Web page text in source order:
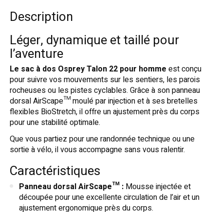
Description
Léger, dynamique et taillé pour
l’aventure
Le sac à dos Osprey Talon 22 pour homme est conçu
pour suivre vos mouvements sur les sentiers, les parois
rocheuses ou les pistes cyclables. Grâce à son panneau
dorsal AirScape™ moulé par injection et à ses bretelles
flexibles BioStretch, il offre un ajustement près du corps
pour une stabilité optimale.
Que vous partiez pour une randonnée technique ou une
sortie à vélo, il vous accompagne sans vous ralentir.
Caractéristiques
Panneau dorsal AirScape™ : Mousse injectée et
découpée pour une excellente circulation de l’air et un
ajustement ergonomique près du corps.